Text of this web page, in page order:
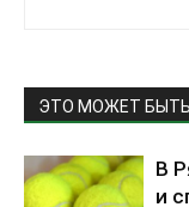
ЭТО МОЖЕТ
В
и